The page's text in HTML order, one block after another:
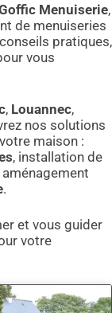
Menuiserie,
de menuiseries
pratiques,
vous
, Louannec,
nos solutions
maison :
, installation de
.
et vous guider
votre